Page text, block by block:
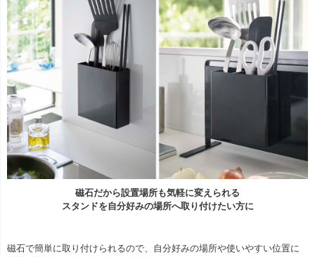
磁石だから設置場所も気軽に変えられる
スタンドを自分好みの場所へ取り付けたい方に
磁石で簡単に取り付けられるので、自分好みの場所や使いやすい位置に